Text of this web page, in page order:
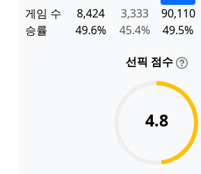
게임 수
8,424 3,333 90,110
승률
49.6% 45.4% 49.5%
선픽 점수
4.8